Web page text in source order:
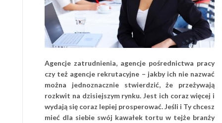
Agencje zatrudnienia, agencje pośrednictwa pracy
czy też agencje rekrutacyjne – jakby ich nie nazwać
można jednoznacznie stwierdzić, że przeżywają
rozkwit na dzisiejszym rynku. Jest ich coraz więcej i
wydają się coraz lepiej prosperować. Jeśli i Ty chcesz
mieć dla siebie swój kawałek tortu w tejże branży